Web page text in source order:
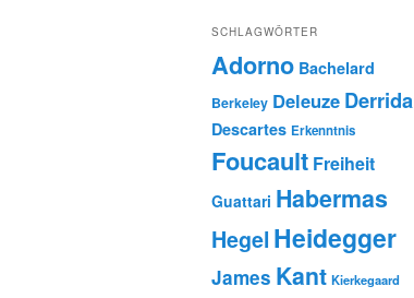
SCHLAGWÖRTER
Adorno Bachelard
Berkeley Deleuze Derrida
Descartes Erkenntnis
Foucault Freiheit
Guattari Habermas
Hegel Heidegger
James Kant Kierkegaard